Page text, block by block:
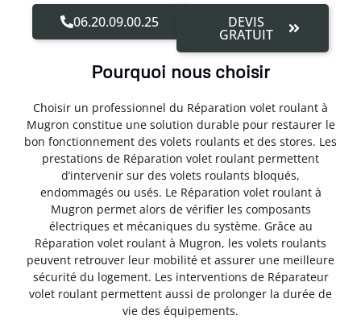
06.20.09.00.25 DEVIS
GRATUIT
Pourquoi nous choisir
Choisir un professionnel du Réparation volet roulant à
Mugron constitue une solution durable pour restaurer le
bon fonctionnement des volets roulants et des stores. Les
prestations de Réparation volet roulant permettent
d’intervenir sur des volets roulants bloqués,
endommagés ou usés. Le Réparation volet roulant à
Mugron permet alors de vérifier les composants
électriques et mécaniques du système. Grâce au
Réparation volet roulant à Mugron, les volets roulants
peuvent retrouver leur mobilité et assurer une meilleure
sécurité du logement. Les interventions de Réparateur
volet roulant permettent aussi de prolonger la durée de
vie des équipements.